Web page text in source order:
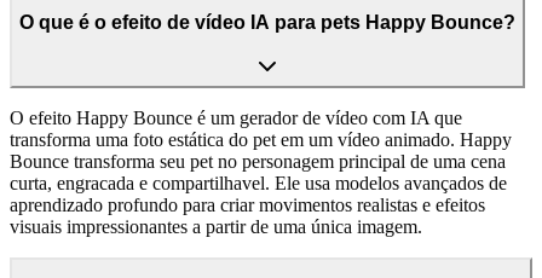
O que é o efeito de vídeo IA para pets Happy Bounce?
O efeito Happy Bounce é um gerador de vídeo com IA que
transforma uma foto estática do pet em um vídeo animado. Happy
Bounce transforma seu pet no personagem principal de uma cena
curta, engracada e compartilhavel. Ele usa modelos avançados de
aprendizado profundo para criar movimentos realistas e efeitos
visuais impressionantes a partir de uma única imagem.